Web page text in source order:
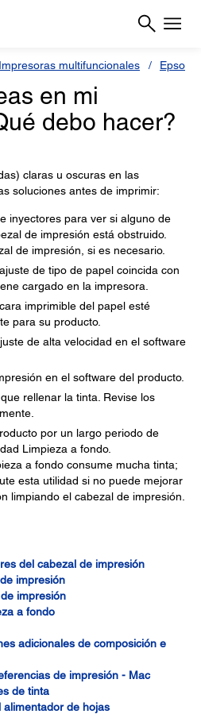
Impresoras multifuncionales Epson L
en mi
debo hacer?
claras u oscuras en las
soluciones antes de imprimir:
inyectores para ver si alguno de
de impresión está obstruido.
de impresión, si es necesario.
de tipo de papel coincida con
cargado en la impresora.
imprimible del papel esté
para su producto.
de alta velocidad en el software
en el software del producto.
rellenar la tinta. Revise los
por un largo periodo de
Limpieza a fondo.
a fondo consume mucha tinta;
esta utilidad si no puede mejorar
limpiando el cabezal de impresión.
del cabezal de impresión
impresión
impresión
a fondo
adicionales de composición e
de impresión - Mac
de tinta
de hojas